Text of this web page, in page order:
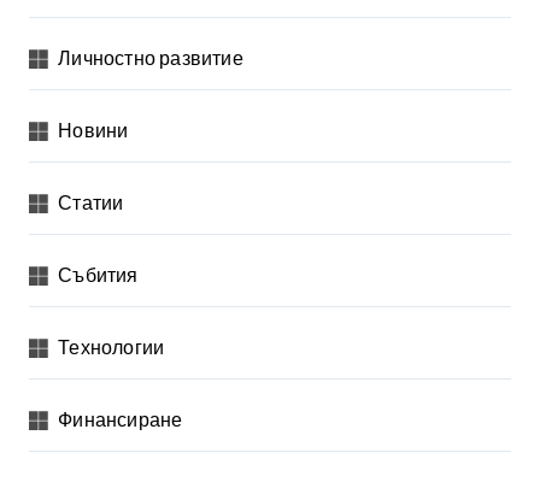
Личностно развитие
Новини
Статии
Събития
Технологии
Финансиране